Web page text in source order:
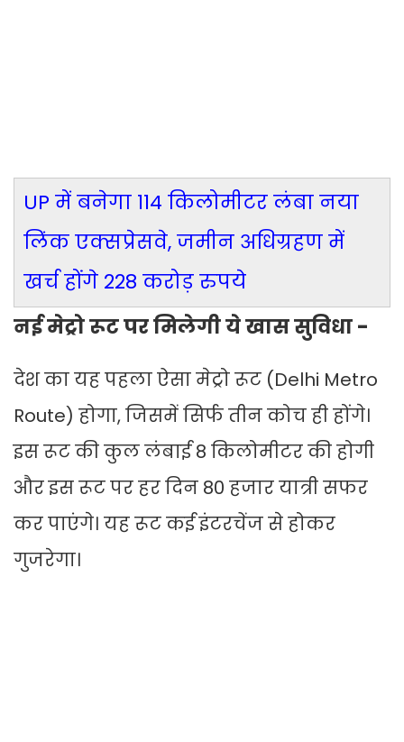
UP में बनेगा 114 किलोमीटर लंबा नया
लिंक एक्सप्रेसवे, जमीन अधिग्रहण में
खर्च होंगे 228 करोड़ रुपये
नई मेट्रो रूट पर मिलेगी ये खास सुविधा -
देश का यह पहला ऐसा मेट्रो रूट (Delhi Metro
Route) होगा, जिसमें सिर्फ तीन कोच ही होंगे।
इस रूट की कुल लंबाई 8 किलोमीटर की होगी
और इस रूट पर हर दिन 80 हजार यात्री सफर
कर पाएंगे। यह रूट कई इंटरचेंज से होकर
गुजरेगा।